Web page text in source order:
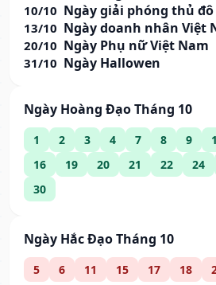
10/10 Ngày giải phóng thủ đô
13/10 Ngày doanh nhân Việt
20/10 Ngày Phụ nữ Việt Nam
31/10 Ngày Hallowen
Ngày Hoàng Đạo Tháng 10
1 2 3 4 7 8 9
16
19 20 21 22 24
30
Ngày Hắc Đạo Tháng 10
5 6 11 15 17 18